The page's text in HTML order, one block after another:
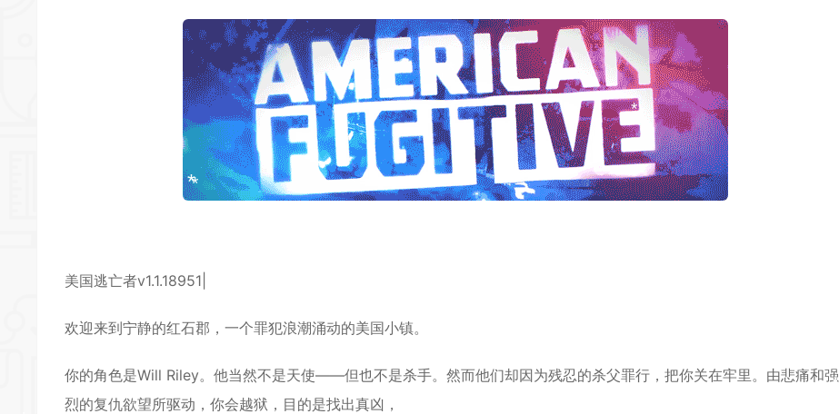
美国逃亡者v1.1.18951|
欢迎来到宁静的红石郡，一个罪犯浪潮涌动的美国小镇。
你的角色是Will Riley。他当然不是天使——但也不是杀手。然而他们却因为残忍的杀父罪行，把你关在牢里。由悲痛和强
烈的复仇欲望所驱动，你会越狱，目的是找出真凶，
*
*
*
* *